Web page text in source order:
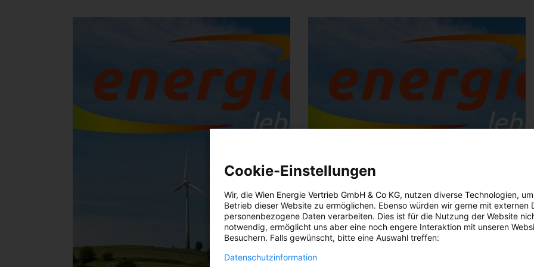
Cookie-Einstellungen
Wir, die Wien Energie Vertrieb GmbH & Co KG, nutzen diverse Technologien,
Betrieb dieser Website zu ermöglichen. Ebenso würden wir gerne mit externen
personenbezogene Daten verarbeiten. Dies ist für die Nutzung der Website
notwendig, ermöglicht uns aber eine noch engere Interaktion mit unseren
Besuchern. Falls gewünscht, bitte eine Auswahl treffen:
Datenschutzinformation